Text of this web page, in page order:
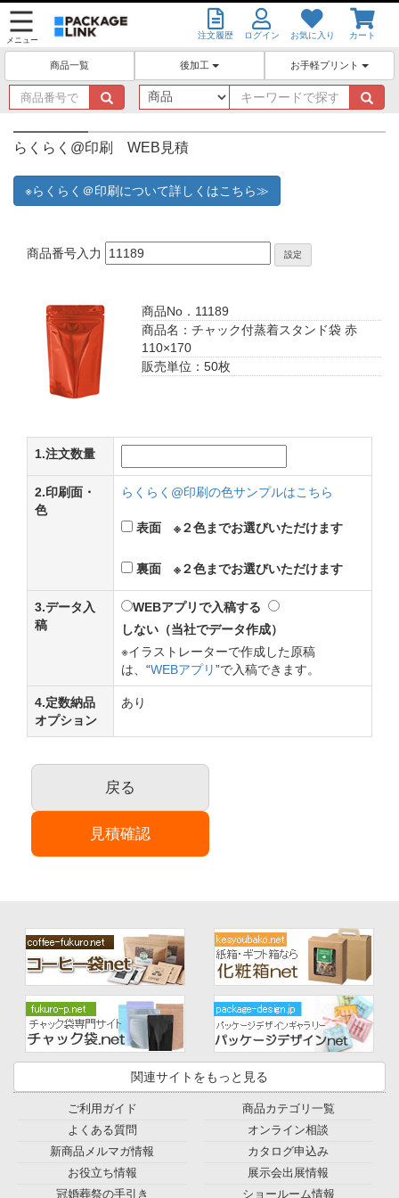
メニュー 注文履歴 ログイン お気に入り カート
商品一覧 後加工 お手軽プリント
商
品
番
号
す
キ
ー
ワ
らくらく@印刷 WEB見積
※らくらく＠印刷について詳しくはこちら≫
商品番号入力 設定
商品No．11189
商品名：チャック付蒸着スタンド袋 赤
110×170
販売単位：50枚
1.注文数量
2.印刷面・
色
らくらく@印刷の色サンプルはこちら
表面 ※２色までお選びいただけます
裏面 ※２色までお選びいただけます
3.データ入
稿
WEBアプリで入稿する
しない（当社でデータ作成）
※イラストレーターで作成した原稿
は、“WEBアプリ”で入稿できます。
4.定数納品
オプション
あり
戻る
見積確認
関連サイトをもっと見る
ご利用ガイド
よくある質問
新商品メルマガ情報
お役立ち情報
冠婚葬祭の手引き
商品カテゴリ一覧
オンライン相談
カタログ申込み
展示会出展情報
ショールーム情報